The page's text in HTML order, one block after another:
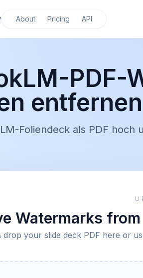
About Pricing API
PDF-
entfernen
Foliendeck als PDF
Watermarks
drop your slide deck PDF here or